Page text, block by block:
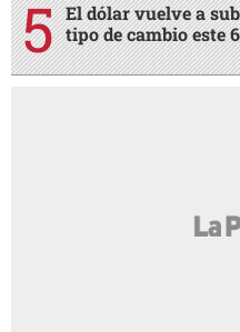
El dólar vuelve a
tipo de cambio este